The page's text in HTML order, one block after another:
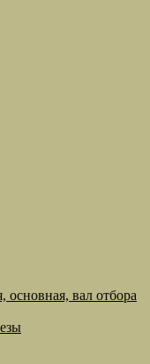
основная, вал отбора